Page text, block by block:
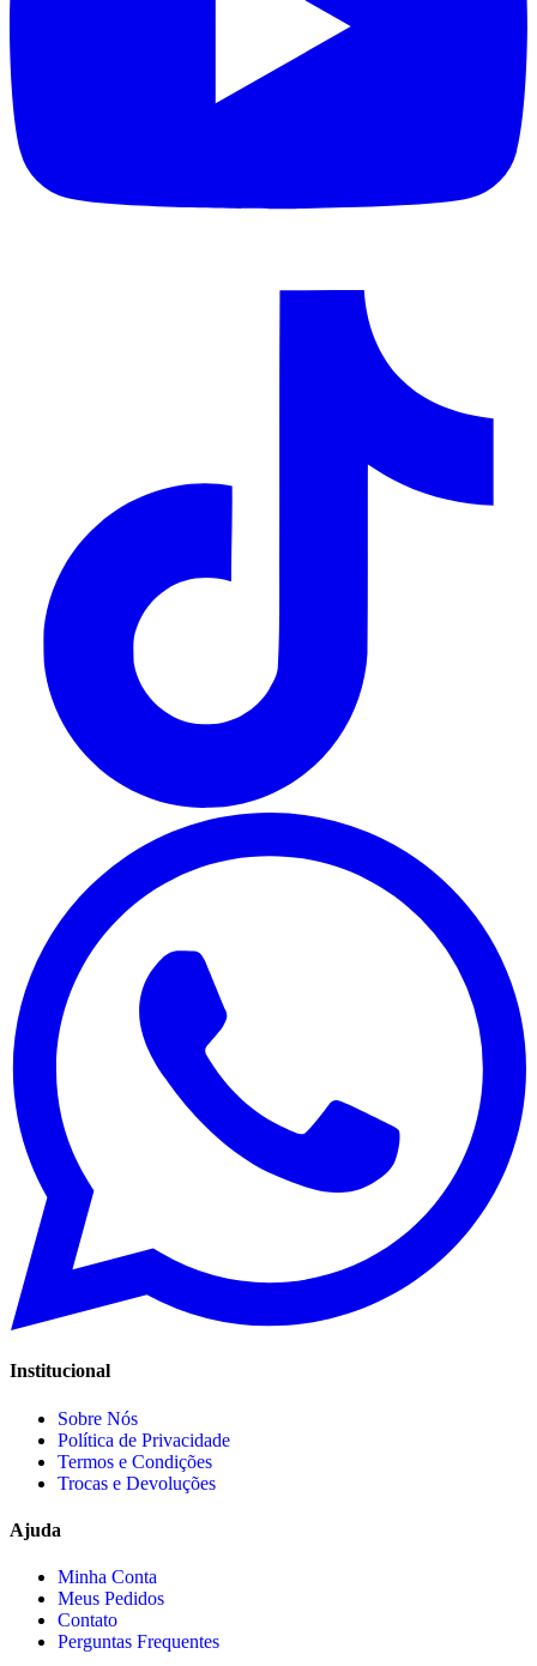
Institucional
Sobre Nós
Política de Privacidade
Termos e Condições
Trocas e Devoluções
Ajuda
Minha Conta
Meus Pedidos
Contato
Perguntas Frequentes